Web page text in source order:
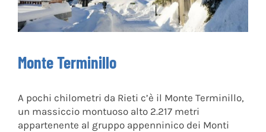
Monte Terminillo
A pochi chilometri da Rieti c’è il Monte Terminillo,
un massiccio montuoso alto 2.217 metri
appartenente al gruppo appenninico dei Monti